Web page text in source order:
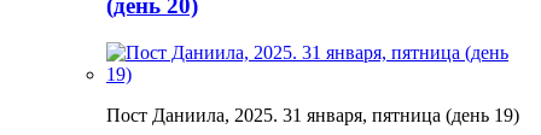
(день 20)
Пост Даниила, 2025. 31 января, пятница (день 19)